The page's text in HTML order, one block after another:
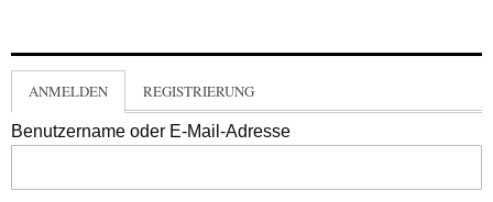
ANMELDEN REGISTRIERUNG
Benutzername oder E-Mail-Adresse